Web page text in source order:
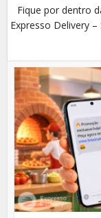
Fique por dentro
Expresso Delivery